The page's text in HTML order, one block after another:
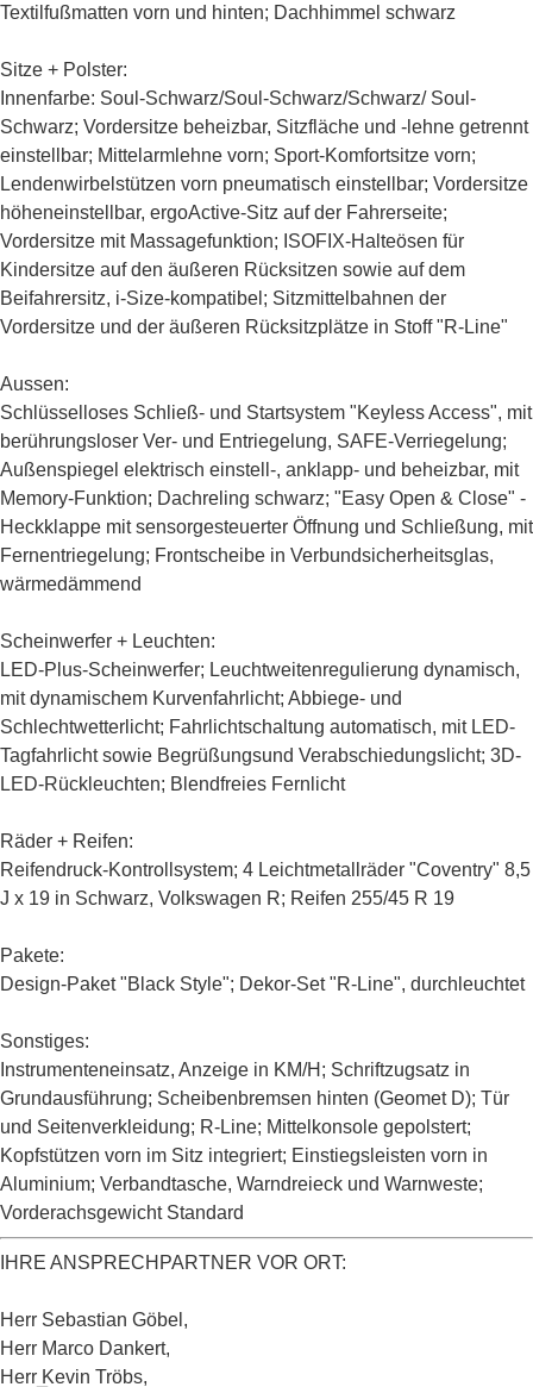
Textilfußmatten vorn und hinten; Dachhimmel schwarz
Sitze + Polster:
Innenfarbe: Soul-Schwarz/Soul-Schwarz/Schwarz/ Soul-
Schwarz; Vordersitze beheizbar, Sitzfläche und -lehne getrennt
einstellbar; Mittelarmlehne vorn; Sport-Komfortsitze vorn;
Lendenwirbelstützen vorn pneumatisch einstellbar; Vordersitze
höheneinstellbar, ergoActive-Sitz auf der Fahrerseite;
Vordersitze mit Massagefunktion; ISOFIX-Halteösen für
Kindersitze auf den äußeren Rücksitzen sowie auf dem
Beifahrersitz, i-Size-kompatibel; Sitzmittelbahnen der
Vordersitze und der äußeren Rücksitzplätze in Stoff "R-Line"
Aussen:
Schlüsselloses Schließ- und Startsystem "Keyless Access", mit
berührungsloser Ver- und Entriegelung, SAFE-Verriegelung;
Außenspiegel elektrisch einstell-, anklapp- und beheizbar, mit
Memory-Funktion; Dachreling schwarz; "Easy Open & Close" -
Heckklappe mit sensorgesteuerter Öffnung und Schließung, mit
Fernentriegelung; Frontscheibe in Verbundsicherheitsglas,
wärmedämmend
Scheinwerfer + Leuchten:
LED-Plus-Scheinwerfer; Leuchtweitenregulierung dynamisch,
mit dynamischem Kurvenfahrlicht; Abbiege- und
Schlechtwetterlicht; Fahrlichtschaltung automatisch, mit LED-
Tagfahrlicht sowie Begrüßungsund Verabschiedungslicht; 3D-
LED-Rückleuchten; Blendfreies Fernlicht
Räder + Reifen:
Reifendruck-Kontrollsystem; 4 Leichtmetallräder "Coventry" 8,5
J x 19 in Schwarz, Volkswagen R; Reifen 255/45 R 19
Pakete:
Design-Paket "Black Style"; Dekor-Set "R-Line", durchleuchtet
Sonstiges:
Instrumenteneinsatz, Anzeige in KM/H; Schriftzugsatz in
Grundausführung; Scheibenbremsen hinten (Geomet D); Tür
und Seitenverkleidung; R-Line; Mittelkonsole gepolstert;
Kopfstützen vorn im Sitz integriert; Einstiegsleisten vorn in
Aluminium; Verbandtasche, Warndreieck und Warnweste;
Vorderachsgewicht Standard
IHRE ANSPRECHPARTNER VOR ORT:
Herr Sebastian Göbel,
Herr Marco Dankert,
Herr Kevin Tröbs,